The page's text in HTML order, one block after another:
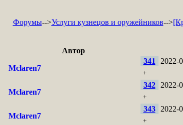
Форумы-->Услуги кузнецов и оружейников-->
Автор
Mclaren7
341 2022-
+
Mclaren7
342 2022-
+
Mclaren7
343 2022-
+